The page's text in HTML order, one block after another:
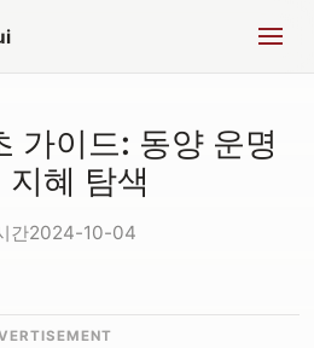
가이드: 동양 운명
지혜 탐색
간2024-10-04